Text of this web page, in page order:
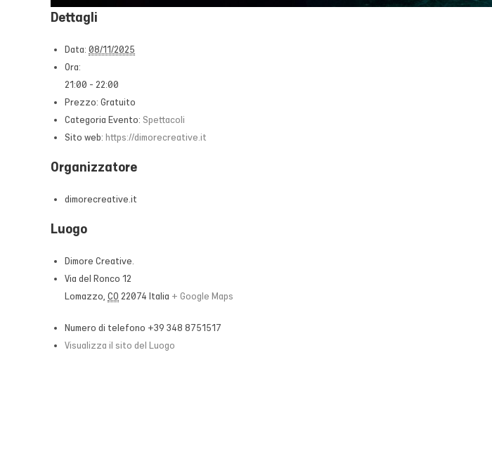
Dettagli
Data: 08/11/2025
Ora:
21:00 - 22:00
Prezzo: Gratuito
Categoria Evento: Spettacoli
Sito web: https://dimorecreative.it
Organizzatore
dimorecreative.it
Luogo
Dimore Creative.
Via del Ronco 12
Lomazzo CO 22074 Italia + Google Maps
Numero di telefono +39 348 8751517
Visualizza il sito del Luogo